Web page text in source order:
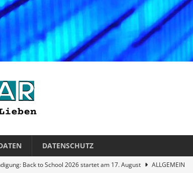
DATENSCHUTZ
Back to School 2026 startet am 17. August
ALLGEMEIN